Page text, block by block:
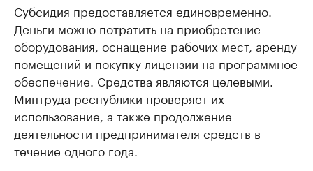
Субсидия предоставляется единовременно.
Деньги можно потратить на приобретение
оборудования, оснащение рабочих мест, аренду
помещений и покупку лицензии на программное
обеспечение. Средства являются целевыми.
Минтруда республики проверяет их
использование, а также продолжение
деятельности предпринимателя средств в
течение одного года.